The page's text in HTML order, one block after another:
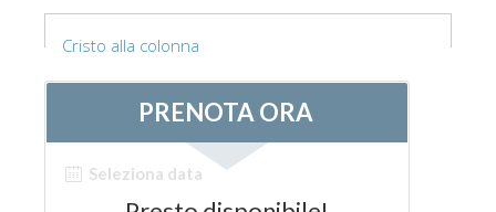
Cristo alla colonna